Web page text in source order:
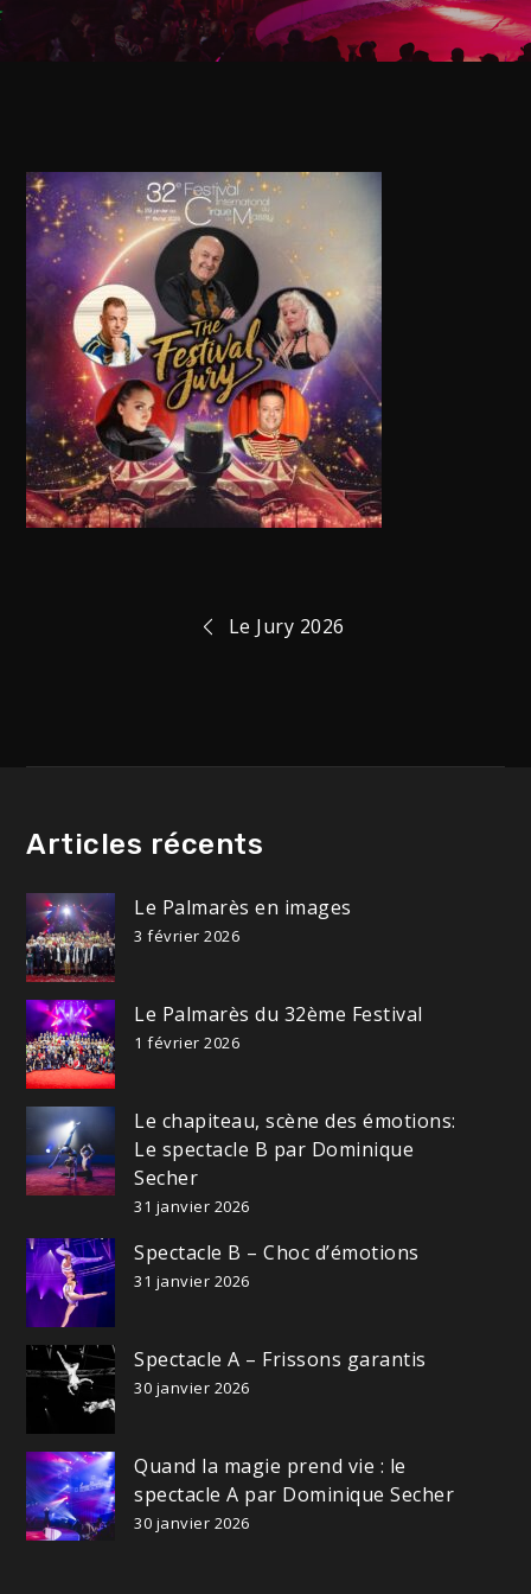
Navigation
l’article
Le Jury 2026
Articles récents
Le Palmarès en images
3 février 2026
Le Palmarès du 32ème Festival
1 février 2026
Le chapiteau, scène des émotions:
Le spectacle B par Dominique
Secher
31 janvier 2026
Spectacle B – Choc d’émotions
31 janvier 2026
Spectacle A – Frissons garantis
30 janvier 2026
Quand la magie prend vie : le
spectacle A par Dominique Secher
30 janvier 2026